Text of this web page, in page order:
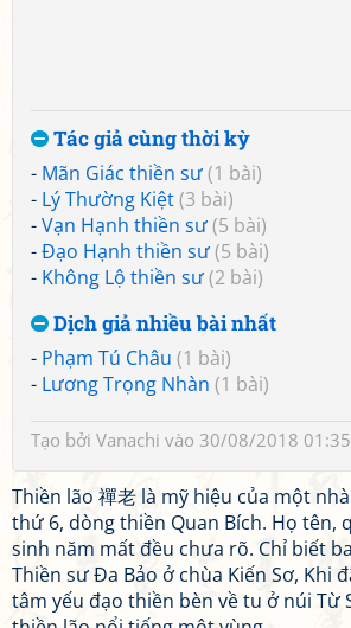
Tác giả cùng thời kỳ
- Mãn Giác thiền sư(1 bài)
- Lý Thường Kiệt(3 bài)
-Vạn Hạnh thiền sư(5 bài)
-Đạo Hạnh thiền sư(5 bài)
- Không Lộ thiền sư(2 bài)
Dịch giả nhiều bài nhất
- Phạm Tú Châu (1 bài)
- Lương Trọng Nhàn (1 bài)
Tạo bởi Vanachi vào 30/08/2018 01:35
Thiền lão 禪老 là mỹ hiệu của một
thứ 6, dòng thiền Quan Bích. Họ tên,
sinh năm mất đều chưa rõ. Chỉ biết
Thiền sư Đa Bảo ở chùa Kiến Sơ, Khi
tâm yếu đạo thiền bèn về tu ở núi Từ